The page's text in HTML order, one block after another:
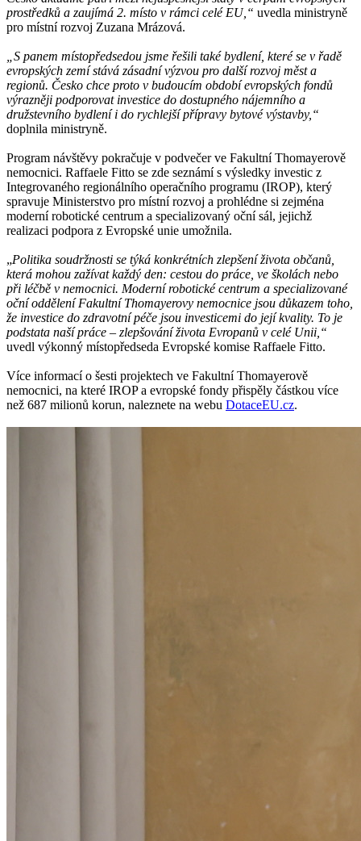
prostředků a zaujímá 2. místo v rámci celé EU,“ uvedla ministryně
pro místní rozvoj Zuzana Mrázová.
„S panem místopředsedou jsme řešili také bydlení, které se v řadě
evropských zemí stává zásadní výzvou pro další rozvoj měst a
regionů. Česko chce proto v budoucím období evropských fondů
výrazněji podporovat investice do dostupného nájemního a
družstevního bydlení i do rychlejší přípravy bytové výstavby,“
doplnila ministryně.
Program návštěvy pokračuje v podvečer ve Fakultní Thomayerově
nemocnici. Raffaele Fitto se zde seznámí s výsledky investic z
Integrovaného regionálního operačního programu (IROP), který
spravuje Ministerstvo pro místní rozvoj a prohlédne si zejména
moderní robotické centrum a specializovaný oční sál, jejichž
realizaci podpora z Evropské unie umožnila.
„Politika soudržnosti se týká konkrétních zlepšení života občanů,
která mohou zažívat každý den: cestou do práce, ve školách nebo
při léčbě v nemocnici. Moderní robotické centrum a specializované
oční oddělení Fakultní Thomayerovy nemocnice jsou důkazem toho,
že investice do zdravotní péče jsou investicemi do její kvality. To je
podstata naší práce – zlepšování života Evropanů v celé Unii,“
uvedl výkonný místopředseda Evropské komise Raffaele Fitto.
Více informací o šesti projektech ve Fakultní Thomayerově
nemocnici, na které IROP a evropské fondy přispěly částkou více
než 687 milionů korun, naleznete na webu DotaceEU.cz.